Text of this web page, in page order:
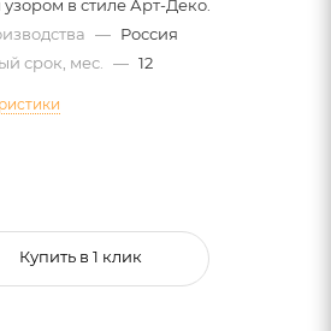
в стиле Арт-Деко.
— Россия
срок, мес.
— 12
Купить в 1 клик